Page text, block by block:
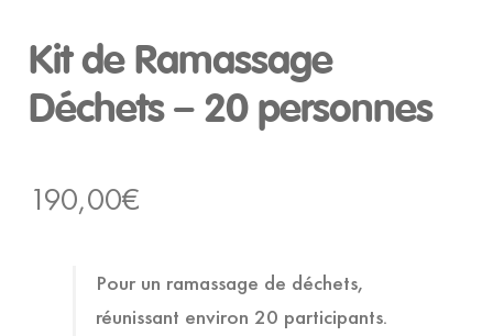
Kit de Ramassage
Déchets – 20 personnes
190,00€
Pour un ramassage de déchets,
réunissant environ 20 participants.